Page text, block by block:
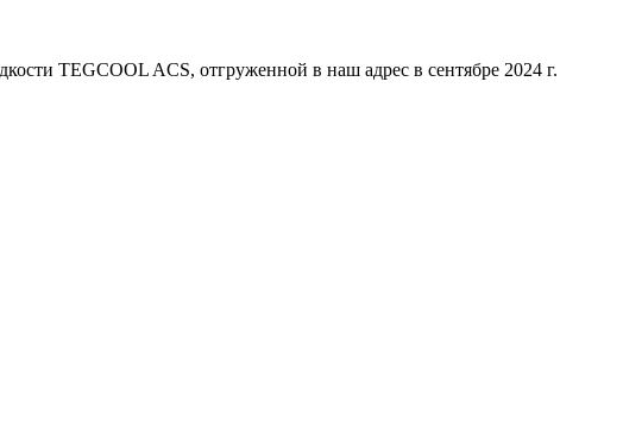
TEGCOOL ACS, отгруженной в наш адрес в сентябре 2024 г.